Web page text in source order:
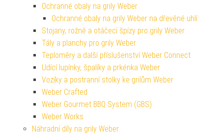
Ochranné obaly na grily Weber
Ochranné obaly na grily Weber na dřevěné uhlí
Stojany, rožně a otáčecí špízy pro grily Weber
Tály a planchy pro grily Weber
Teploměry a další příslušenství Weber Connect
Udící lupínky, špalíky a prkénka Weber
Vozíky a postranní stolky ke grilům Weber
Weber Crafted
Weber Gourmet BBQ System (GBS)
Weber Works
Náhradní díly na grily Weber